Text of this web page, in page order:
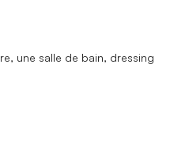
une salle de bain, dressing